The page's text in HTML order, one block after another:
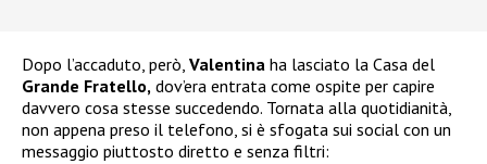
Dopo l’accaduto, però, Valentina ha lasciato la Casa del
Grande Fratello, dov’era entrata come ospite per capire
davvero cosa stesse succedendo. Tornata alla quotidianità,
non appena preso il telefono, si è sfogata sui social con un
messaggio piuttosto diretto e senza filtri: